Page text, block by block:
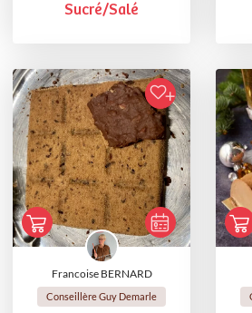
Sucré/Salé
Francoise BERNARD
Conseillère Guy Demarle